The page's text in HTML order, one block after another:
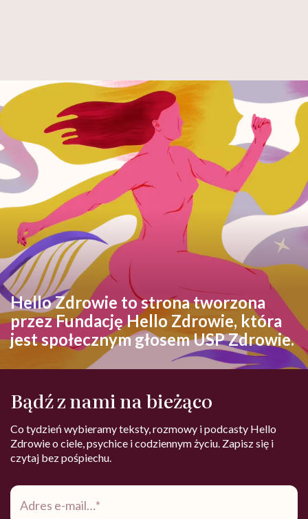
Hello Zdrowie to strona tworzona
przez Fundację Hello Zdrowie, która
jest społecznym głosem USP Zdrowie.
Bądź z nami na bieżąco
Co tydzień wybieramy teksty, rozmowy i podcasty Hello
Zdrowie o ciele, psychice i codziennym życiu. Zapisz się i
czytaj bez pośpiechu.
Adres
mail*